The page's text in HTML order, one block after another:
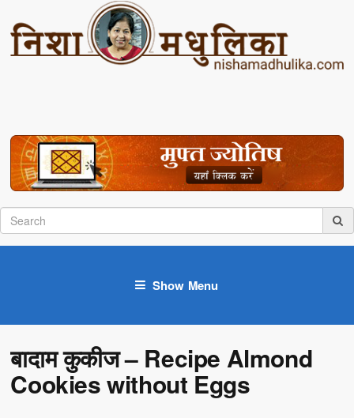
Show Menu
बादाम कुकीज – Recipe Almond
Cookies without Eggs